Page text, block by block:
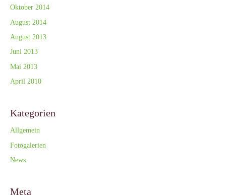
Oktober 2014
August 2014
August 2013
Juni 2013
Mai 2013
April 2010
Kategorien
Allgemein
Fotogalerien
News
Meta